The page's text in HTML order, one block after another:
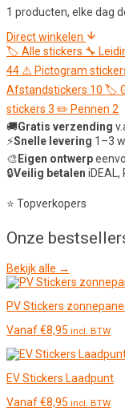
1 producten, elke dag
Direct winkelen
🏷️ Alle stickers 🔧
44 ⚠️ Pictogram
Afstandstickers 10 🏷️
stickers 3 ✏️ Pennen 2
🚚Gratis verzending
⚡Snelle levering 1–3
🎨 Eigen ontwerp
🔒Veilig betalen iDEAL,
⭐ Topverkopers
Onze
Bekijk alle →
PV Stickers
Vanaf€8,95 incl. BTW
EV Stickers Laadpunt
Vanaf€8,95 incl. BTW